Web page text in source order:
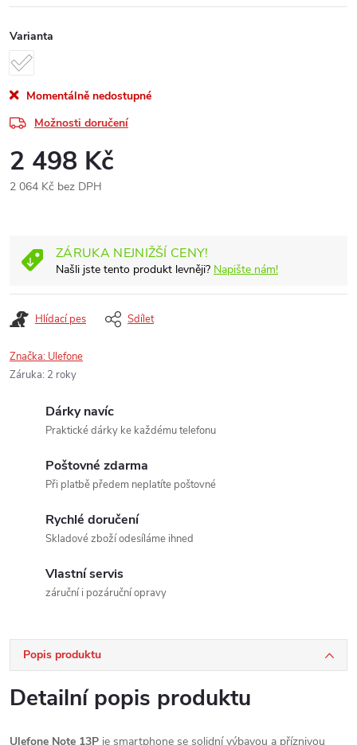
Varianta
Momentálně nedostupné
Možnosti doručení
2 498 Kč
2 064 Kč bez DPH
ZÁRUKA NEJNIŽŠÍ CENY!
Našli jste tento produkt levněji? Napište nám!
Hlídací pes Sdílet
Značka: Ulefone
Záruka: 2 roky
Dárky navíc
Praktické dárky ke každému telefonu
Poštovné zdarma
Při platbě předem neplatíte poštovné
Rychlé doručení
Skladové zboží odesíláme ihned
Vlastní servis
záruční i pozáruční opravy
Popis produktu
Detailní popis produktu
Ulefone Note 13P je smartphone se solidní výbavou a příznivou